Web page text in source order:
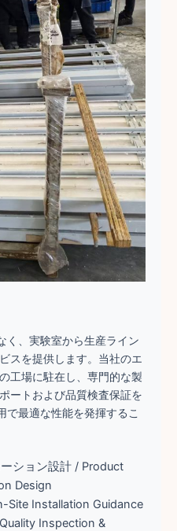
く、実験室から生産ライン
スを提供します。当社のエ
工場に駐在し、専門的な製
ートおよび品質検査保証を
で最適な性能を発揮するこ
ション設計 / Product
Design
Site Installation Guidance
Inspection &